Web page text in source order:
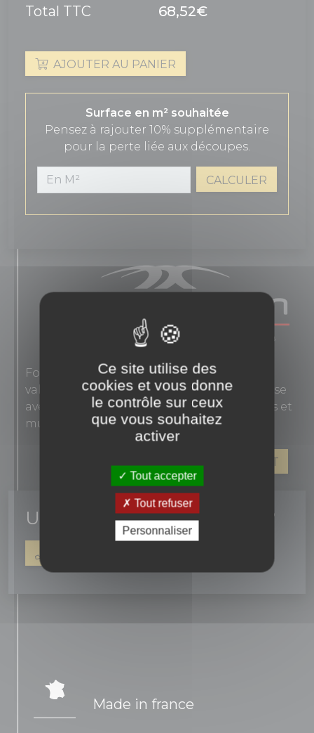
Total TTC 68,52€
AJOUTER AU PANIER
Surface en m² souhaitée
Pensez à rajouter 10% supplémentaire
pour la perte liée aux découpes.
CALCULER
Fondée en 1863, Novoceram interprète les
valeurs authentiques de l'élégance française
avec des carreaux en grès cérame pour sols et
murs.
VOIR LES PRODUITS DE CE FABRICANT
Un conseil ? une question ?
Made in france
Ce site utilise des
cookies et vous donne
le contrôle sur ceux
que vous souhaitez
activer
Tout accepter
Tout refuser
Personnaliser